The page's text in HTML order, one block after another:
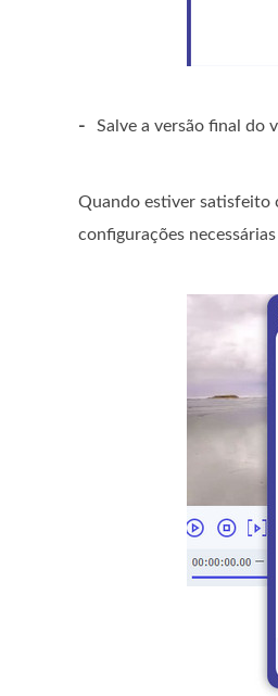
- Salve a versão final do
Quando estiver satisfeito
configurações